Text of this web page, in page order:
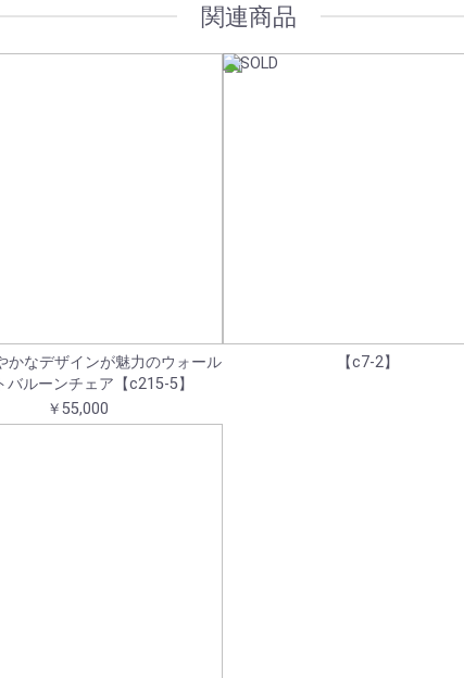
関連商品
かなデザインが魅力のウォール
バルーンチェア【c215-5】
￥55,000
【c7-2】